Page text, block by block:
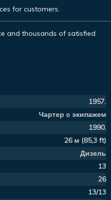
for customers.
and thousands of satisfied
1957.
Чартер с экипажем
1990.
26 м (85,3 ft)
Дизель
13
26
13/13